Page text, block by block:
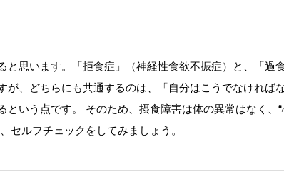
と思います。「拒食症」（神経性食欲不振症）と、「過
、どちらにも共通するのは、「自分はこうでなければ
いう点です。 そのため、摂食障害は体の異常はなく、“
セルフチェックをしてみましょう。